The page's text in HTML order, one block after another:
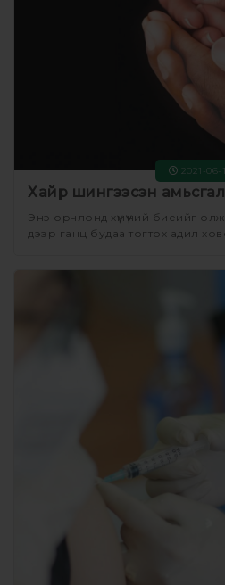
Хайр шингээсэн амьсгал
2021-06-
Энэ орчлонд хүмүүний биеийг олж
дээр ганц будаа тогтох адил